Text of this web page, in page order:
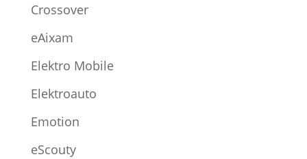
Crossover
eAixam
Elektro Mobile
Elektroauto
Emotion
eScouty